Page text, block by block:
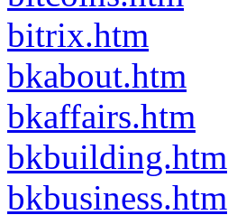
bitrix.htm
bkabout.htm
bkaffairs.htm
bkbuilding.htm
bkbusiness.htm